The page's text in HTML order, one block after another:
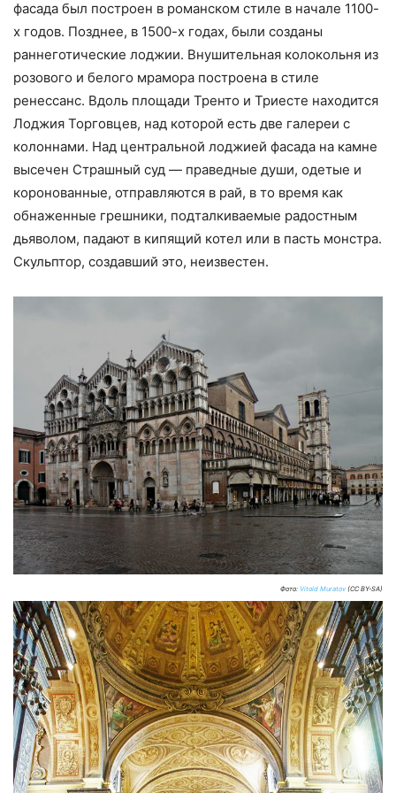
фасада был построен в романском стиле в начале 1100-
х годов. Позднее, в 1500-х годах, были созданы
раннеготические лоджии. Внушительная колокольня из
розового и белого мрамора построена в стиле
ренессанс. Вдоль площади Тренто и Триесте находится
Лоджия Торговцев, над которой есть две галереи с
колоннами. Над центральной лоджией фасада на камне
высечен Страшный суд — праведные души, одетые и
коронованные, отправляются в рай, в то время как
обнаженные грешники, подталкиваемые радостным
дьяволом, падают в кипящий котел или в пасть монстра.
Скульптор, создавший это, неизвестен.
Фото: Vitold Muratov (CC BY-SA)